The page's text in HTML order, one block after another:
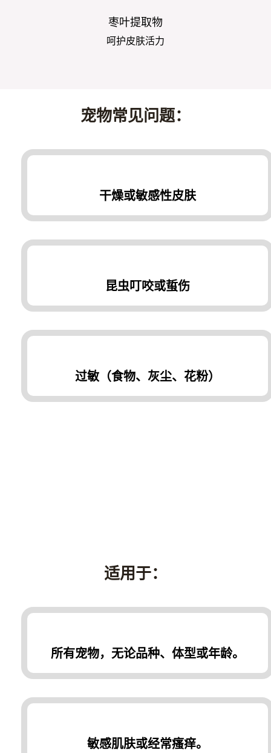
枣叶提取物
呵护皮肤活力
宠物常见问题：
干燥或敏感性皮肤
昆虫叮咬或蜇伤
过敏（食物、灰尘、花粉）
适用于：
所有宠物，无论品种、体型或年龄。
敏感肌肤或经常瘙痒。